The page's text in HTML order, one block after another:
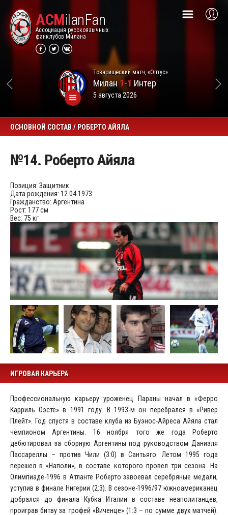
ACMilanFan
Ассоциация русскоязычных
фанклубов Милана
Товарищеский матч, «Оптус»
Милан1-1 Интер
5 августа 2026
ОСНОВНОЙ СОСТАВ / РОБЕРТО АЙЯЛА
№14. Роберто Айяла
Позиция: Защитник
Дата рождения: 12.04.1973
Гражданство: Аргентина
Рост: 177 см
Вес: 75 кг
ИГРОВАЯ КАРЬЕРА
Профессиональную карьеру уроженец Параны начал в «Ферро
Карриль Оэсте» в 1991 году. В 1993-м он перебрался в «Ривер
Плейт». Год спустя в составе клуба из Буэнос-Айреса Айяла стал
чемпионом Аргентины. 16 ноября того же года Роберто
дебютировал за сборную Аргентины под руководством Даниэля
Пассареллы – против Чили (3:0) в Сантьяго. Летом 1995 года
перешел в «Наполи», в составе которого провел три сезона. На
Олимпиаде-1996 в Атланте Роберто завоевал серебряные медали,
уступив в финале Нигерии (2:3). В сезоне-1996/97 южноамериканец
добрался до финала Кубка Италии в составе неаполитанцев,
проиграв битву за трофей «Виченце» (1:3 – по сумме двух матчей).